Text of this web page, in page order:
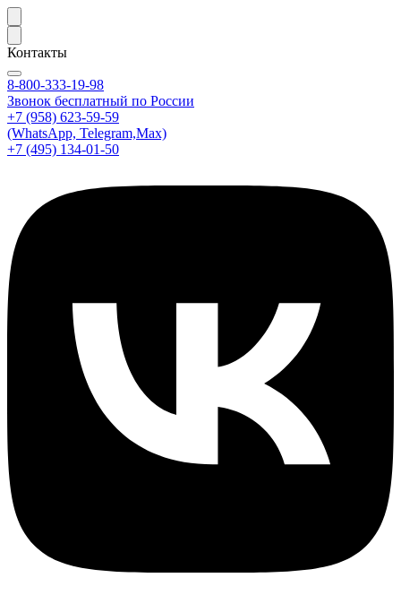
Контакты
8-800-333-19-98
Звонок бесплатный по России
+7 (958) 623-59-59
(WhatsApp, Telegram,Max)
+7 (495) 134-01-50